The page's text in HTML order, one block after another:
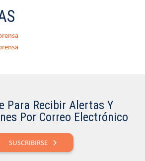
Para Recibir Alertas Y
Por Correo Electrónico
SUSCRIBIRSE